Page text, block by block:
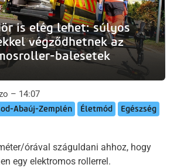
is elég lehet: súlyos
végződhetnek az
balesetek
– 14:07
Abaúj-Zemplén Életmód
Egészség
órával száguldani ahhoz, hogy
egy elektromos rollerrel.